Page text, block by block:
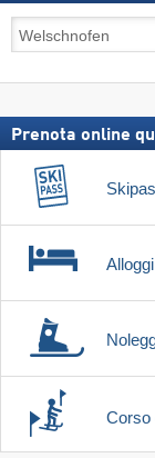
Viaggi
sulla
incl.
Prenota online
Corso